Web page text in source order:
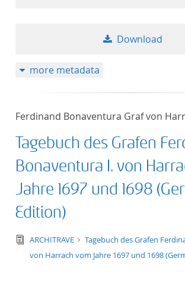
Download
more metadata
Ferdinand Bonaventura Graf von
Tagebuch des Grafen
Bonaventura I. von
Jahre 1697 und 1698
Edition)
text/tg.edition+tg.aggregation+xml
ARCHITRAVE
Tagebuch des Grafen
von Harrach vom Jahre 1697 und 1698